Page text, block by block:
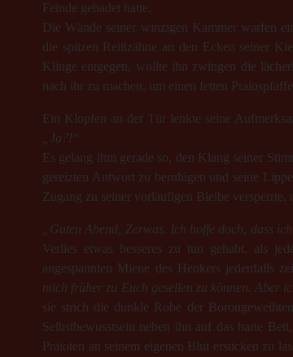
Feinde gebadet hatte.
Die Wände seiner winzigen Kammer warfen
die spitzen Reißzähne an den Ecken seiner
Klinge entgegen, wollte ihn zwingen die
nach ihr zu machen, um einen fetten
Ein Klopfen an der Tür lenkte seine
„Ja?!“
Es gelang ihm gerade so, den Klang seiner
gereizten Antwort zu beruhigen und seine
Zugang zu seiner vorläufigen Bleibe versperrte,
„Guten Abend, Zerwas. Ich hoffe doch, dass
Verlies etwas besseres zu tun gehabt, als
angespannten Miene des Henkers jedenfalls
mich früher zu Euch gesellen zu können. Aber
sie strich die dunkle Robe der
Selbstbewusstsein neben ihn auf das harte
Praioten an seinem eigenen Blut ersticken zu